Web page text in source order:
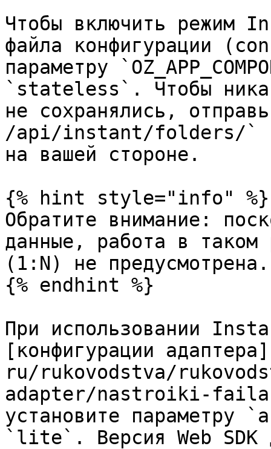
Чтобы включить режим
файла конфигурации
параметру
`stateless`. Чтобы
не сохранялись,
/api/instant/folders/` .
на вашей стороне.
{% hint style="info" %}
Обратите внимание:
данные, работа в таком
(1:N) не предусмотрена.
{% endhint %}
При использовании
[конфигурации
ru/rukovodstva/
adapter/nastroiki-
установите параметру
`lite`. Версия Web SDK